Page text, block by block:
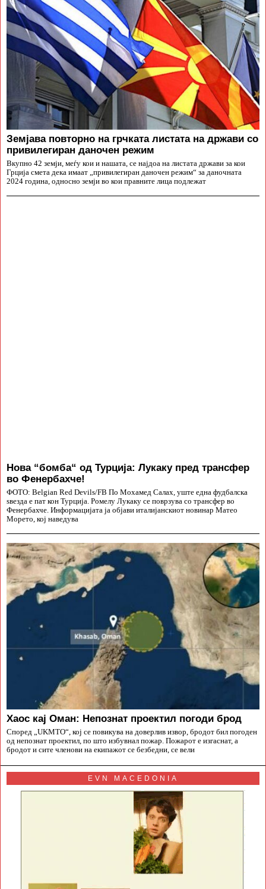
Земјава повторно на грчката листата на држави со
привилегиран даночен режим
Вкупно 42 земји, меѓу кои и нашата, се најдоа на листата држави за кои
Грција смета дека имаат „привилегиран даночен режим“ за даночната
2024 година, односно земји во кои правните лица подлежат
Нова “бомба“ од Турција: Лукаку пред трансфер
во Фенербахче!
ФОТО: Belgian Red Devils/FB По Мохамед Салах, уште една фудбалска
ѕвезда е пат кон Турција. Ромелу Лукаку се поврзува со трансфер во
Фенербахче. Информацијата ја објави италијанскиот новинар Матео
Морето, кој наведува
Хаос кај Оман: Непознат проектил погоди брод
Според „UKMTO“, кој се повикува на доверлив извор, бродот бил погоден
од непознат проектил, по што избувнал пожар. Пожарот е изгаснат, а
бродот и сите членови на екипажот се безбедни, се вели
EVN MACEDONIA